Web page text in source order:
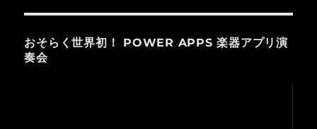
おそらく世界初！ POWER APPS 楽器アプリ演
奏会